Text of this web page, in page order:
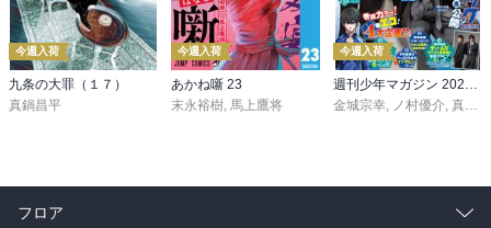
今週入荷
九条の大罪（１７）
真鍋昌平
今週入荷
あかね噺 23
末永裕樹, 馬上鷹将
今週入荷
週刊少年マガジン 2026年36・37号[2026年8月5日発売]
金城宗幸, ノ村優介, 真島ヒロ
フロア